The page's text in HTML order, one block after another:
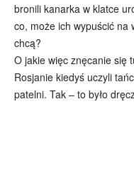
bronili kanarka w klatce
co, może ich wypuścić na
chcą?
O jakie więc znęcanie się
Rosjanie kiedyś uczyli
patelni. Tak – to było